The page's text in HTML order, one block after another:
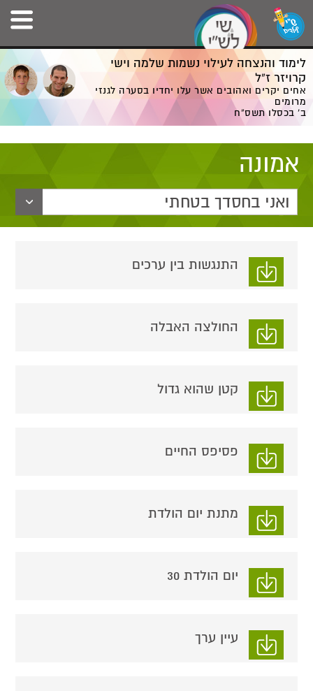
לימוד והנצחה לעילוי נשמות שלמה וישי
קרויזר ז”ל
אחים יקרים ואהובים אשר עלו יחדיו בסערה לגנזי
מרומים
ב' בכסלו תשס”ח
אמונה
ואני בחסדך בטחתי
התנגשות בין ערכים
החולצה האבלה
קטן שהוא גדול
פסיפס החיים
מתנת יום הולדת
יום הולדת 30
עיין ערך